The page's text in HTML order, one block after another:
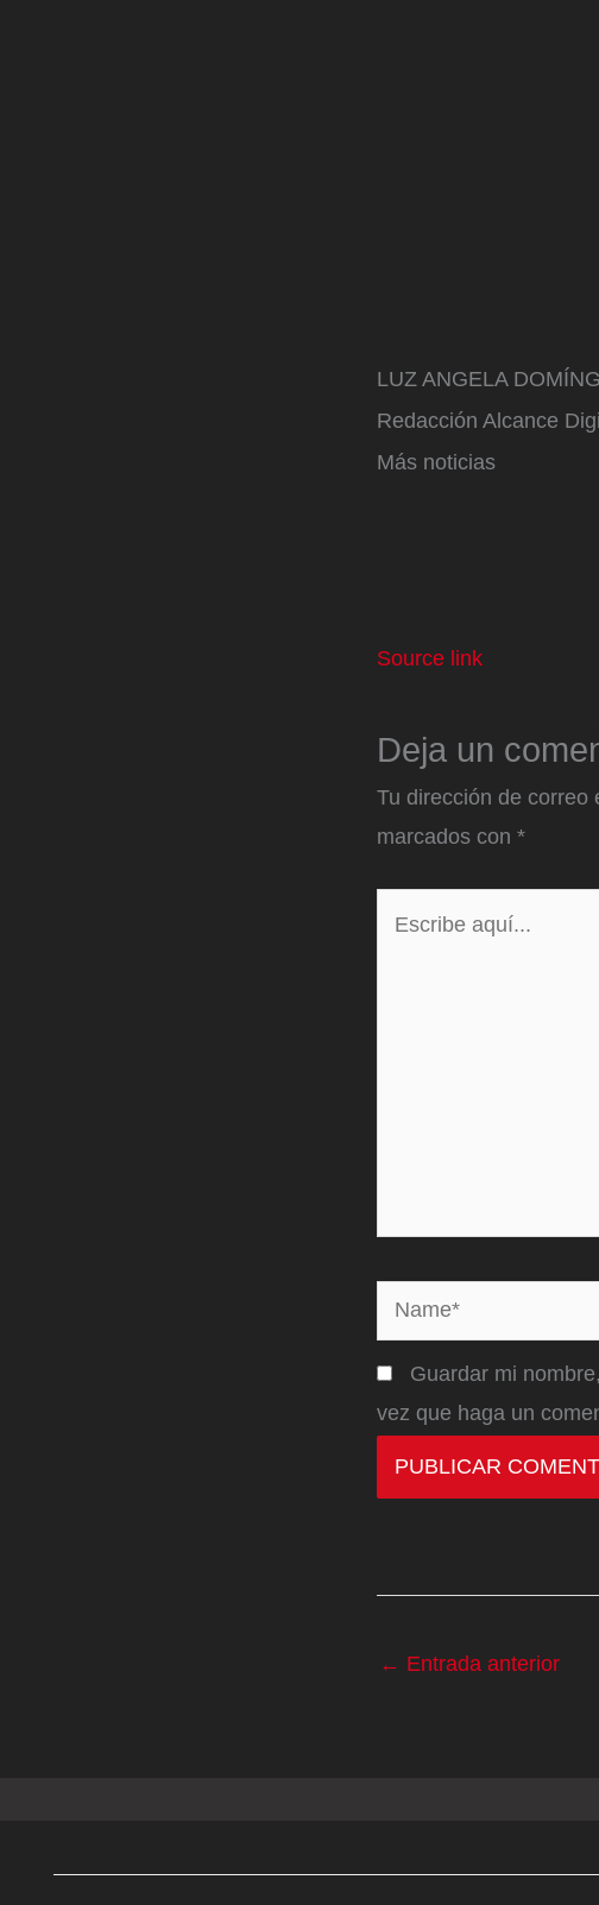
LUZ ANGELA
Redacción Alcance
Más noticias
Source link
Deja un
Tu dirección de correo
marcados con *
Name*
Guardar mi
vez que haga un
← Entrada anterior